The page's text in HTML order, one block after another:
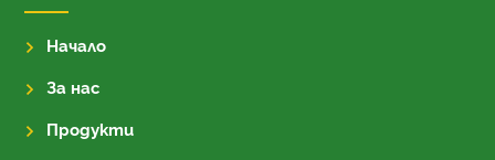
Начало
За нас
Продукти